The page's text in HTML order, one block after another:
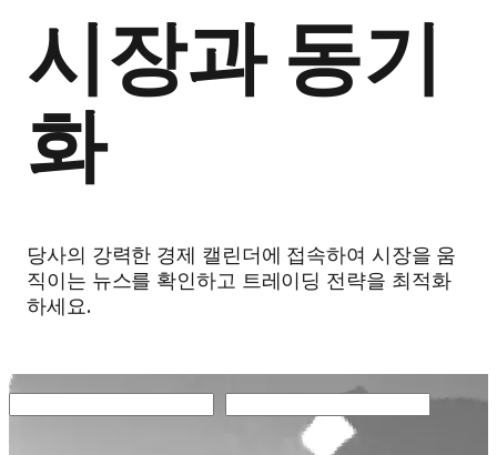
시장과 동기
화
당사의 강력한 경제 캘린더에 접속하여 시장을 움
직이는 뉴스를 확인하고 트레이딩 전략을 최적화
하세요.